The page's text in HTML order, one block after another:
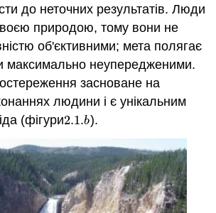
до неточних результатів. Люди
природою, тому вони не
об'єктивними; мета полягає
максимально неупередженими.
засноване на
людини і є унікальним
(фігури2.1.b
2.1.b).